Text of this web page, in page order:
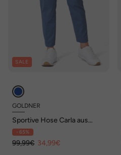
SALE
GOLDNER
Sportive Hose Carla aus
trageangenehmen Satin
- 65%
99,99€ 34,99€